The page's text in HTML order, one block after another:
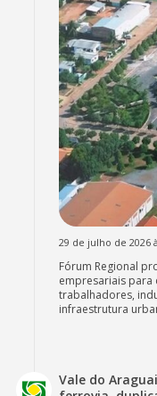
29 de julho de 2026
Fórum Regional
empresariais para
trabalhadores,
infraestrutura
Vale do